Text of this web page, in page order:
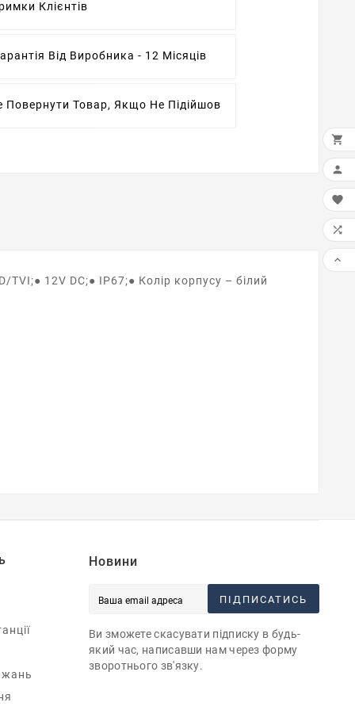
Клієнтів
Від Виробника - 12 Місяців
Повернути Товар, Якщо Не Підійшов
12V DC;● IP67;● Колір корпусу – білий
Новини
ПІДПИСАТИСЬ
Ви зможете скасувати підписку в будь-
який час, написавши нам через форму
зворотнього зв'язку.




